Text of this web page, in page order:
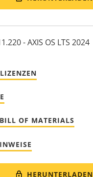
- AXIS OS LTS 2024
OF MATERIALS
HERUNTERLADEN